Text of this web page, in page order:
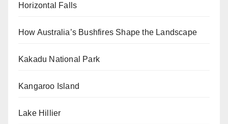
Horizontal Falls
How Australia’s Bushfires Shape the Landscape
Kakadu National Park
Kangaroo Island
Lake Hillier